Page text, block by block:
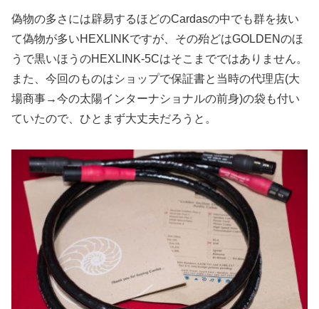
偽物の多さには辟易するほどのCardasの中でも群を抜い
て偽物が多いHEXLINKですが、その殆どはGOLDENのほ
うで黒いほうのHEXLINK-5Cはそこまでではありません。
また、今回のものはショップで保証書と当時の代理店(大
場商事→今の太陽インターナショナルの前身)の袋も付い
ていたので、ひとまず大丈夫だろうと。